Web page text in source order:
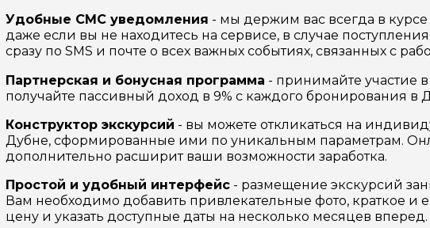
Удобные СМС уведомления - мы держим вас всегда в
даже если вы не находитесь на сервисе, в случае
сразу по SMS и почте о всех важных событиях, связанных с
Партнерская и бонусная программа - принимайте участие
получайте пассивный доход в 9% с каждого бронирования в
Конструктор экскурсий - вы можете откликаться на
Дубне, сформированные ими по уникальным параметрам.
дополнительно расширит ваши возможности заработка.
Простой и удобный интерфейс - размещение экскурсий
Вам необходимо добавить привлекательные фото, краткое и
цену и указать доступные даты на несколько месяцев вперед.
вопрос гиду
Ваша электронная почта